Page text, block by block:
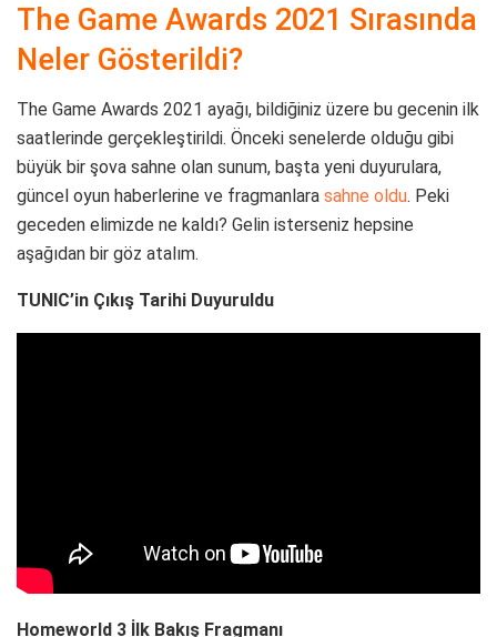
The Game Awards 2021 Sırasında
Neler Gösterildi?
The Game Awards 2021 ayağı, bildiğiniz üzere bu gecenin ilk
saatlerinde gerçekleştirildi. Önceki senelerde olduğu gibi
büyük bir şova sahne olan sunum, başta yeni duyurulara,
güncel oyun haberlerine ve fragmanlara sahne oldu. Peki
geceden elimizde ne kaldı? Gelin isterseniz hepsine
aşağıdan bir göz atalım.
TUNIC’in Çıkış Tarihi Duyuruldu
Homeworld 3 İlk Bakış Fragmanı